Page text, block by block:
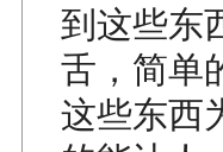
到这些东
舌，简单
这些东西